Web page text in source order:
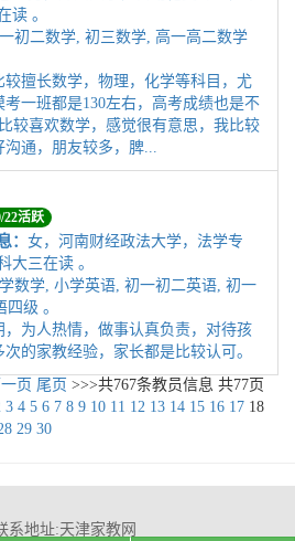
读 。
初二数学, 初三数学, 高一高二数学
较擅长数学，物理，化学等科目，尤
一班都是130左右，高考成绩也是不
较喜欢数学，感觉很有意思，我比较
通，朋友较多，脾...
22活跃
： 女，河南财经政法大学，法学专
大三在读 。
数学, 小学英语, 初一初二英语, 初一
级 。
，为人热情，做事认真负责，对待孩
的家教经验，家长都是比较认可。
一页 尾页 >>>共767条教员信息 共77页
3 4 5 6 7 8 9 10 11 12 13 14 15 16 17 18
29 30
系地址:天津家教网